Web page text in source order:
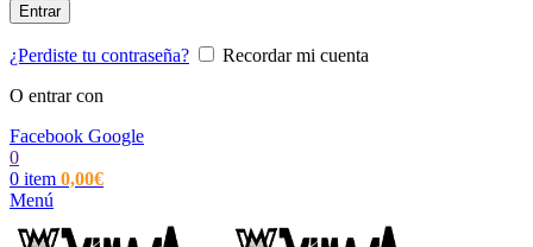
Entrar
¿Perdiste tu contraseña?
Recordar mi cuenta
O entrar con
Facebook Google
0
0 item 0,00€
Menú